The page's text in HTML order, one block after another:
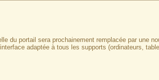
du portail sera prochainement remplacée par une
adaptée à tous les supports (ordinateurs,